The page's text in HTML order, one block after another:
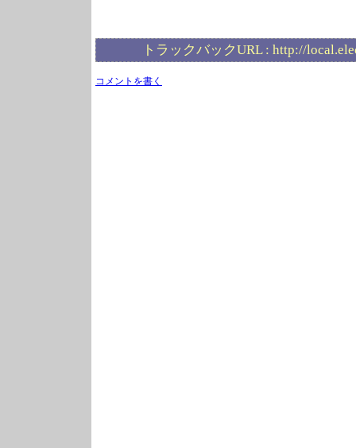
トラックバックURL : http://
コメントを書く